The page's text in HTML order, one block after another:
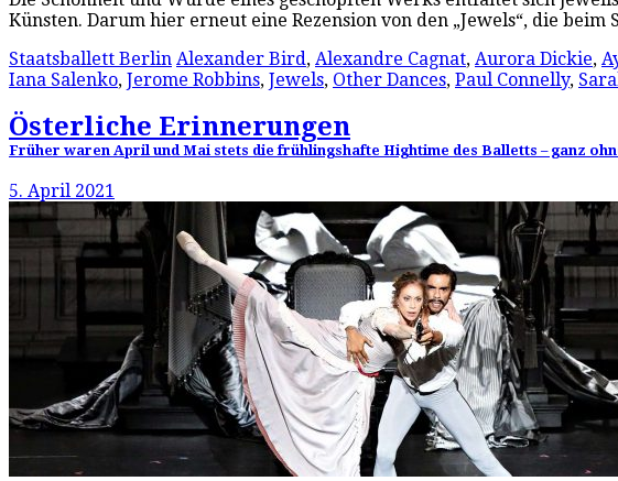
Künsten. Darum hier erneut eine Rezension von den „Jewels“, die
Staatsballett Berlin Alexander Bird, Alexandre Cagnat, Aurora Dickie,
Iana Salenko, Jerome Robbins, Jewels, Other Dances, Paul Connelly,
Österliche Erinnerungen
Früher waren April und Mai stets die frühlingshafte Hightime des Balletts – ganz
5. April 2021